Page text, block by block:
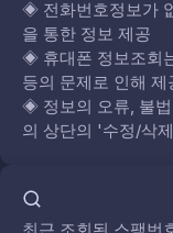
◈ 전화번호정보가
을 통한 정보 제공
◈ 휴대폰 정보조회
등의 문제로 인해 제
◈ 정보의 오류, 불
의 상단의 '수정/삭